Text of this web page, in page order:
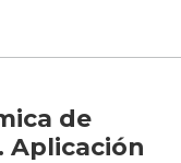
de
Aplicación